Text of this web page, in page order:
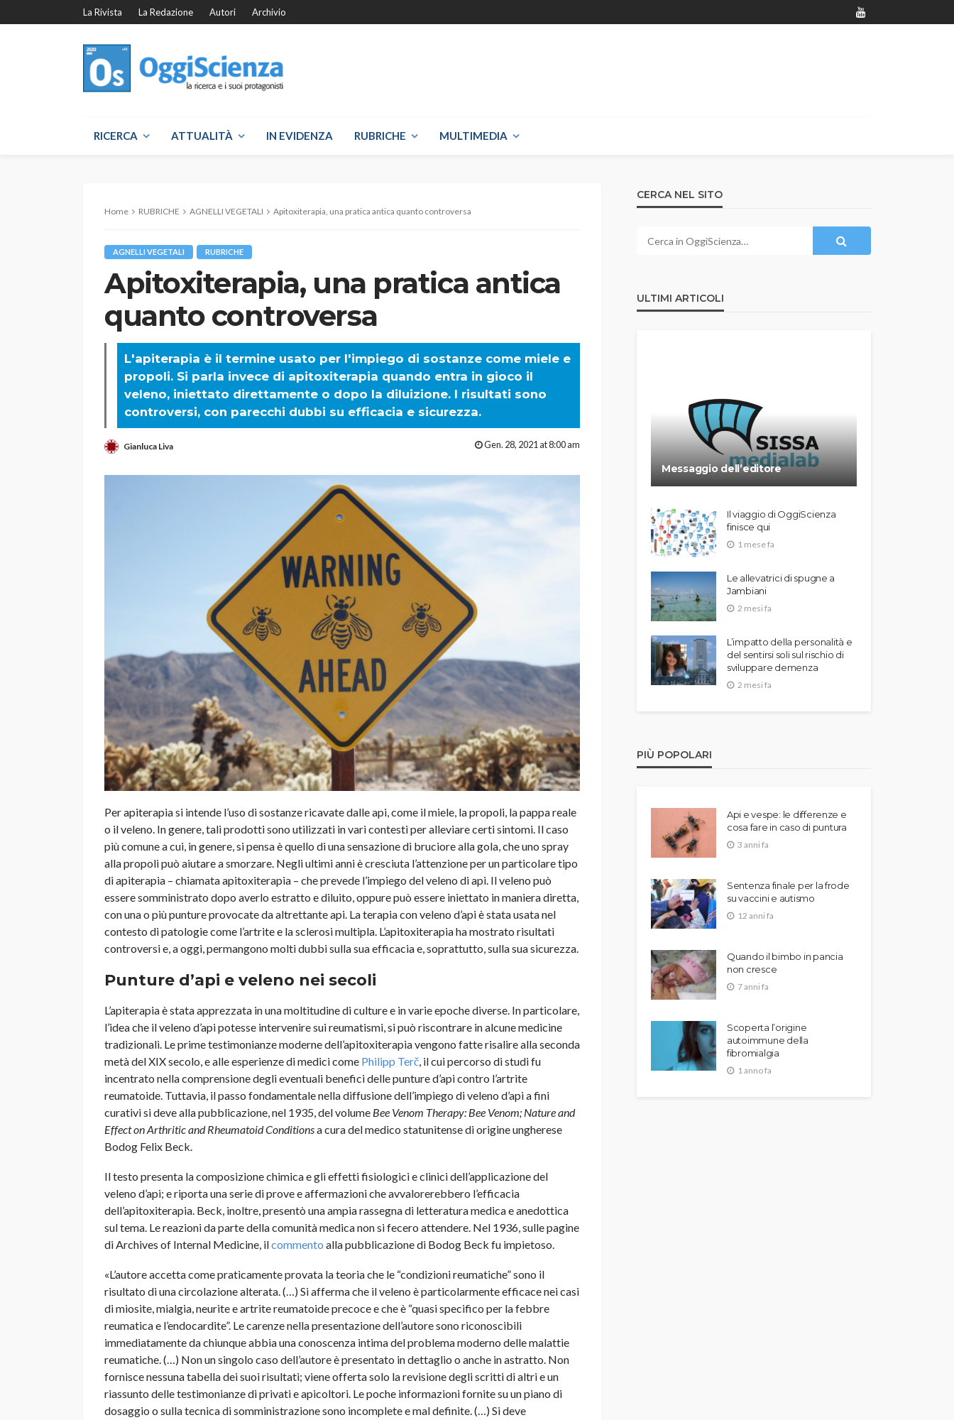
La Rivista La Redazione Autori Archivio
RICERCA ATTUALITÀ IN EVIDENZA RUBRICHE MULTIMEDIA
Home RUBRICHE AGNELLI VEGETALI Apitoxiterapia, una pratica antica quanto controversa
AGNELLI VEGETALI RUBRICHE
Apitoxiterapia, una pratica antica
quanto controversa
L'apiterapia è il termine usato per l'impiego di sostanze come miele e
propoli. Si parla invece di apitoxiterapia quando entra in gioco il
veleno, iniettato direttamente o dopo la diluizione. I risultati sono
controversi, con parecchi dubbi su efficacia e sicurezza.
Gianluca Liva Gen. 28, 2021 at 8:00 am
Per apiterapia si intende l’uso di sostanze ricavate dalle api, come il miele, la propoli, la pappa reale
o il veleno. In genere, tali prodotti sono utilizzati in vari contesti per alleviare certi sintomi. Il caso
più comune a cui, in genere, si pensa è quello di una sensazione di bruciore alla gola, che uno spray
alla propoli può aiutare a smorzare. Negli ultimi anni è cresciuta l’attenzione per un particolare tipo
di apiterapia – chiamata apitoxiterapia – che prevede l’impiego del veleno di api. Il veleno può
essere somministrato dopo averlo estratto e diluito, oppure può essere iniettato in maniera diretta,
con una o più punture provocate da altrettante api. La terapia con veleno d’api è stata usata nel
contesto di patologie come l’artrite e la sclerosi multipla. L’apitoxiterapia ha mostrato risultati
controversi e, a oggi, permangono molti dubbi sulla sua efficacia e, soprattutto, sulla sua sicurezza.
Punture d’api e veleno nei secoli
L’apiterapia è stata apprezzata in una moltitudine di culture e in varie epoche diverse. In particolare,
l’idea che il veleno d’api potesse intervenire sui reumatismi, si può riscontrare in alcune medicine
tradizionali. Le prime testimonianze moderne dell’apitoxiterapia vengono fatte risalire alla seconda
metà del XIX secolo, e alle esperienze di medici come Philipp Terč, il cui percorso di studi fu
incentrato nella comprensione degli eventuali benefici delle punture d’api contro l’artrite
reumatoide. Tuttavia, il passo fondamentale nella diffusione dell’impiego di veleno d’api a fini
curativi si deve alla pubblicazione, nel 1935, del volume Bee Venom Therapy: Bee Venom; Nature and
Effect on Arthritic and Rheumatoid Conditionsa cura del medico statunitense di origine ungherese
Bodog Felix Beck.
Il testo presenta la composizione chimica e gli effetti fisiologici e clinici dell’applicazione del
veleno d’api; e riporta una serie di prove e affermazioni che avvalorerebbero l’efficacia
dell’apitoxiterapia. Beck, inoltre, presentò una ampia rassegna di letteratura medica e anedottica
sul tema. Le reazioni da parte della comunità medica non si fecero attendere. Nel 1936, sulle pagine
di Archives of Internal Medicine, ilcommento alla pubblicazione di Bodog Beck fu impietoso.
«L’autore accetta come praticamente provata la teoria che le “condizioni reumatiche” sono il
risultato di una circolazione alterata. (…) Si afferma che il veleno è particolarmente efficace nei casi
di miosite, mialgia, neurite e artrite reumatoide precoce e che è “quasi specifico per la febbre
reumatica e l’endocardite”. Le carenze nella presentazione dell’autore sono riconoscibili
immediatamente da chiunque abbia una conoscenza intima del problema moderno delle malattie
reumatiche. (…) Non un singolo caso dell’autore è presentato in dettaglio o anche in astratto. Non
fornisce nessuna tabella dei suoi risultati; viene offerta solo la revisione degli scritti di altri e un
riassunto delle testimonianze di privati e apicoltori. Le poche informazioni fornite su un piano di
dosaggio o sulla tecnica di somministrazione sono incomplete e mal definite. (…) Si deve
CERCA NEL SITO
ULTIMI ARTICOLI
Messaggio dell’editore
Il viaggio di OggiScienza
finisce qui
1 mese fa
Le allevatrici di spugne a
Jambiani
2 mesi fa
L’impatto della personalità e
del sentirsi soli sul rischio di
sviluppare demenza
2 mesi fa
PIÙ POPOLARI
Api e vespe: le differenze e
cosa fare in caso di puntura
3 anni fa
Sentenza finale per la frode
su vaccini e autismo
12 anni fa
Quando il bimbo in pancia
non cresce
7 anni fa
Scoperta l’origine
autoimmune della
fibromialgia
1 anno fa